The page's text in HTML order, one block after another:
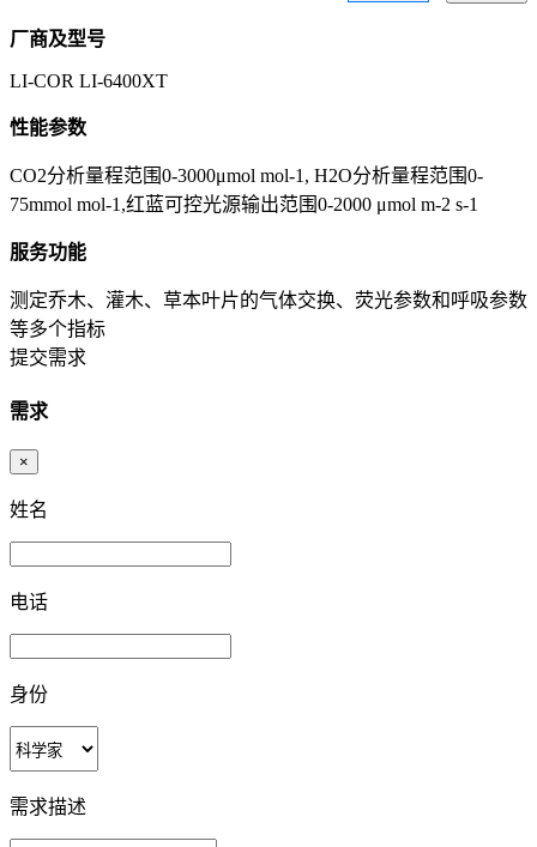
厂商及型号
LI-COR LI-6400XT
性能参数
CO2分析量程范围0-3000μmol mol-1, H2O分析量程范围0-
75mmol mol-1,红蓝可控光源输出范围0-2000 μmol m-2 s-1
服务功能
测定乔木、灌木、草本叶片的气体交换、荧光参数和呼吸参数
等多个指标
提交需求
需求
×
姓名
电话
身份
需求描述